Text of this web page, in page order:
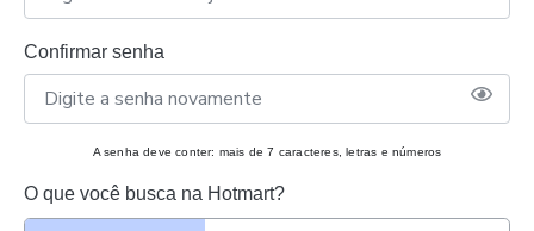
Confirmar senha
A senha deve conter: mais de 7 caracteres, letras e números
O que você busca na Hotmart?